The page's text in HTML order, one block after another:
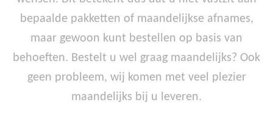
bepaalde pakketten of maandelijkse afnames,
maar gewoon kunt bestellen op basis van
behoeften. Bestelt u wel graag maandelijks? Ook
geen probleem, wij komen met veel plezier
maandelijks bij u leveren.